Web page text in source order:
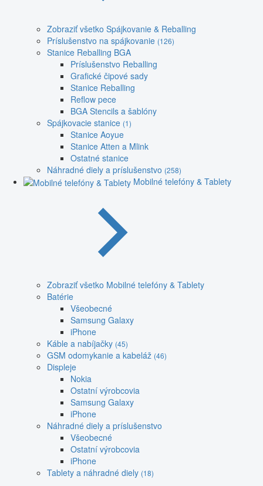
Zobraziť všetko Spájkovanie & Reballing
Príslušenstvo na spájkovanie (126)
Stanice Reballing BGA
Príslušenstvo Reballing
Grafické čipové sady
Stanice Reballing
Reflow pece
BGA Stencils a šablóny
Spájkovacie stanice (1)
Stanice Aoyue
Stanice Atten a Mlink
Ostatné stanice
Náhradné diely a príslušenstvo (258)
Mobilné telefóny & Tablety
Zobraziť všetko Mobilné telefóny & Tablety
Batérie
Všeobecné
Samsung Galaxy
iPhone
Káble a nabíjačky (45)
GSM odomykanie a kabeláž (46)
Displeje
Nokia
Ostatní výrobcovia
Samsung Galaxy
iPhone
Náhradné diely a príslušenstvo
Všeobecné
Ostatní výrobcovia
iPhone
Tablety a náhradné diely (18)